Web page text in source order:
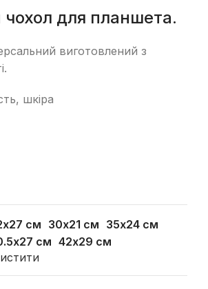
для планшета.
виготовлений з
шкіра
см 30х21 см 35х24 см
см 42х29 см